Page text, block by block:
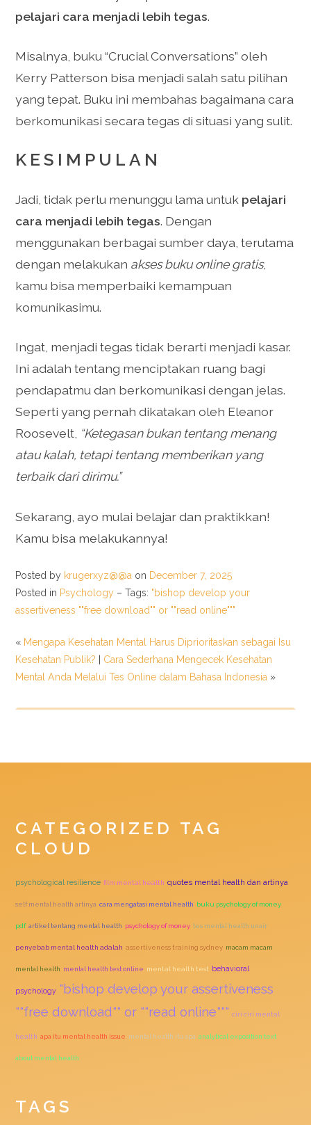
pelajari cara menjadi lebih tegas.
Misalnya, buku “Crucial Conversations” oleh
Kerry Patterson bisa menjadi salah satu pilihan
yang tepat. Buku ini membahas bagaimana cara
berkomunikasi secara tegas di situasi yang sulit.
KESIMPULAN
Jadi, tidak perlu menunggu lama untuk pelajari
cara menjadi lebih tegas. Dengan
menggunakan berbagai sumber daya, terutama
dengan melakukan akses buku online gratis,
kamu bisa memperbaiki kemampuan
komunikasimu.
Ingat, menjadi tegas tidak berarti menjadi kasar.
Ini adalah tentang menciptakan ruang bagi
pendapatmu dan berkomunikasi dengan jelas.
Seperti yang pernah dikatakan oleh Eleanor
Roosevelt, “Ketegasan bukan tentang menang
atau kalah, tetapi tentang memberikan yang
terbaik dari dirimu.”
Sekarang, ayo mulai belajar dan praktikkan!
Kamu bisa melakukannya!
Posted by krugerxyz@@a on December 7, 2025
Posted in Psychology – Tags: "bishop develop your
assertiveness ""free download"" or ""read online"""
« Mengapa Kesehatan Mental Harus Diprioritaskan sebagai Isu
Kesehatan Publik?
Cara Sederhana Mengecek Kesehatan
Mental Anda Melalui Tes Online dalam Bahasa Indonesia »
CATEGORIZED TAG
CLOUD
psychological resilience film mental health quotes mental health dan artinya
self mental health artinya cara mengatasi mental health buku psychology of money
pdf artikel tentang mental health psychology of money tes mental health unair
penyebab mental health adalah assertiveness training sydney macam macam
mental health mental health test online mental health test behavioral
psychology "bishop develop your assertiveness
""free download"" or ""read online""" ciri ciri mental
health apa itu mental health issue mental health itu apa analytical exposition text
about mental health
TAGS